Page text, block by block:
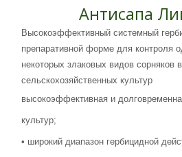
Антисапа
Высокоэффективный системный
препаративной форме для контроля
некоторых злаковых видов сорняков
сельскохозяйственных культур
высокоэффективная и
культур;
• широкий диапазон гербицидной